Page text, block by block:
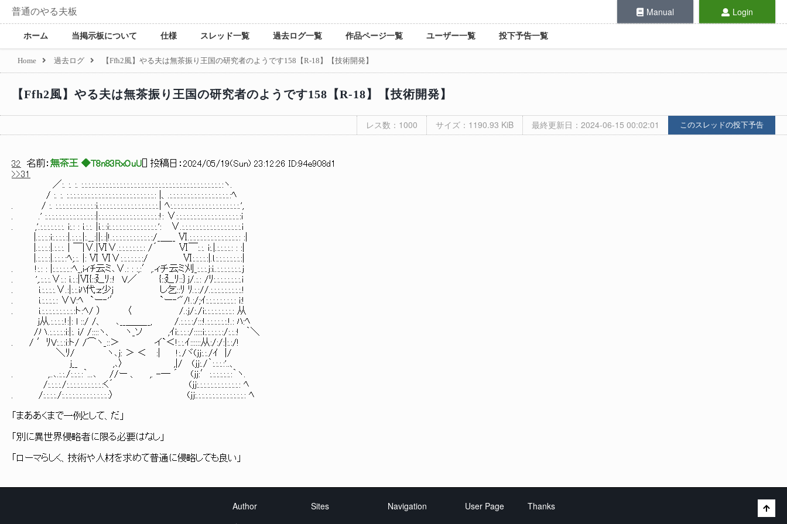
普通のやる夫板 Manual Login
ホーム 当掲示板について 仕様 スレッド一覧 過去ログ一覧 作品ページ一覧 ユーザー一覧 投下予告一覧
Home 過去ログ 【Ffh2風】やる夫は無茶振り王国の研究者のようです158【R-18】【技術開発】
【Ffh2風】やる夫は無茶振り王国の研究者のようです158【R-18】【技術開発】
レス数：1000 サイズ：1190.93 KiB 最終更新日：2024-06-15 00:02:01 このスレッドの投下予告
32 名前： 無茶王 ◆T8n83RxOuU ] 投稿日： 2024/05/19(Sun) 23:12:26 ID:94e908d1
>>31
／:. :. :. :.:.:.:.:.:.:.:.:.:.:.:.:.:.:.:.:.:.:.:.:.:.:.:.:.:.:.:.:.:.:.:.:.:.:.:.:.:.:.:.:ヽ.
/ :. :. :.:.:.:.:.:.:.:.:.:.:.:.:.:.:.:.:.:.:.:.:.:.:.:.:.: |、.:.:.:.:.:.:.:.:.:.:.:.:.:.:.:.:.:.:ﾍ
. / :. :.:.:.:.:.:.:.:.:.:.:.:i.:.:.:.:.:.:.:.:.:.:.:.:.:.:.:.:.:.| ﾍ:.:.:.:.:.:.:.:.:.:.:.:.:.:.:.:.:.:.:.:.',
. .' :.:.:.:.:.:.:.:.:.:.:.:.:.:.:|:.:.:.:.:.:.:.:.:.:.:.:.:.:.:.:.:.:!: ∨:.:.:.:.:.:.:.:.:.:.:.:.:.:.:.:.:.:.:i
. ,'.:.:.:.:.:.:.:. i:.: : i.:.:. |i.:.:i:.:.:.:.:.:.:.:.:.:.:.:.:.:.': ∨.:.:.:.:.:.:.:.:.:.:.:.:.:.:.:.:.:.i
|.:.:.:.:i:.:.:.:.:|.:.:.:.|:.__:||:.:|!.:.:.:.:.:.:.:.:.:.:.:.:/_＿__ Ⅵ.:.:.:.:.:.:.:.:.:.:.:.:.:.:.: :|
|.:.:.:.:|.:.:.:. | ￣|∨.|Ⅵ∨.:.:.:.:.:.:.:.: /´ Ⅵ￣:.:. i:.|.:.:.:.:.: : :|
|.:.:.:.:|.:.:.:.:ﾍ;.:. |: Ⅵ Ⅵ∨:.:.:.:.:.:.:/ Ⅵ:.:.:.:.:|.l.:.:.:.:.:.:.:.:|
. !:.: : |:.:.:.:.:.:ﾍ_,iィﾁ云ミ､∨.: : :,:′,.ィチ云ミ刈_:.:.:.j:i..:.:.:.:.:.:.:.j
. ',.:.:.:.∨:.: i.:.:|Ⅵ{::廴ﾘ::! V／ {::廴ﾘ::｝j/.:.: /ﾘ:.:.:.:.:.:.:.:.i
. i.:.:.:.:.∨.:|:.:.iﾊ代:ｚ少j し乞::ﾘ ﾘ.:.://.:.:.:.:.:.:.:.:.:.!
. i.:.:.:.:.: ∨V:ﾍ `ー‐'′ `ー‐'"/!.:/;ｲ:.:.:.:.:.:.:.:.: i:!
. i.:.:.:.:.:.:.:.:.:.:ト:ﾍ/ ） 〈 /.:j/:./i:.:.:.:.:.:.:.:.: 从
j从.:.:.:.:.!:|: l ::/ /、 ､__＿＿__, /.:.:.:.:/:::!.:.:.:.:.:.:.!.: ﾊ:ﾍ
/ハ.:.:.:.:.:i:|:. i/ /::::ヽ、 ヽ_ソ ,ｲi:.:.:.:/:::::i:.:.:.:.:.:/:.:.:! ｀＼
. / ′ﾘV:.:.:i:ト/ /⌒ヽ_::＞ イ`＜!:.:.ｲ::::::从:/:/:|:.:/!
＼ﾘ/ ヽ､j: ＞ ＜ :| !:./ヾ(jj:.:./ｲ |/
j__ ,､〉 ,|/ (jj:./｀:.:.:.:'..、
. ,..､.:.:./:.:.:.:｀...､ //ー 、 ,. -― ´ (jj:′:.:.:.:.:.:.:｀ヽ.
/:.:.:.:./:.:.:.:.:.:.:.:.:.:.:く´ (jj:.:.:.:.:.:.:.:.:.:.:.:.: ﾍ
. /:.:.:.:./:.:.:.:.:.:.:.:.:.:.:.:.:.:〉 (jj:.:.:.:.:.:.:.:.:.:.:.:.:.:.: ﾍ
「まああくまで一例として、だ」
「別に異世界侵略者に限る必要はなし」
「ローマらしく、技術や人材を求めて普通に侵略しても良い」
Author Sites Navigation User Page Thanks